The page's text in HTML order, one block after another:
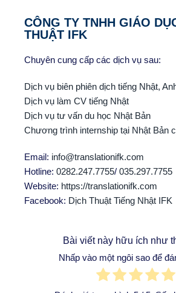
CÔNG TY TNHH GIÁO
THUẬT IFK
Chuyên cung cấp các dịch vụ sau:
Dịch vụ biên phiên dịch tiếng Nhật,
Dịch vụ làm CV tiếng Nhật
Dịch vụ tư vấn du học Nhật Bản
Chương trình internship tại Nhật Bản
Email: info@translationifk.com
Hotline: 0282.247.7755/ 035.297.7755
Website: https://translationifk.com
Facebook: Dịch Thuật Tiếng Nhật IFK
Bài viết này hữu ích như
Nhấp vào một ngôi sao để